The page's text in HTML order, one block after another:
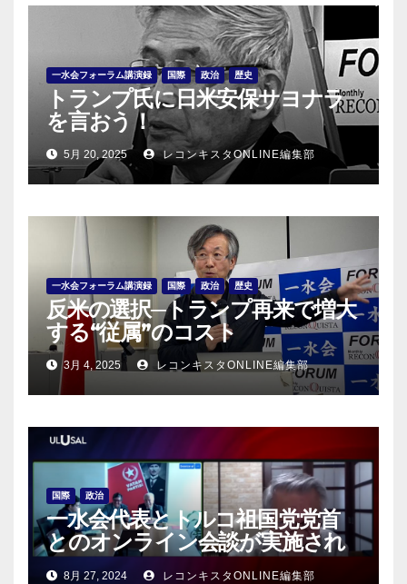
一水会フォーラム講演録 国際 政治 歴史
トランプ氏に日米安保サヨナラ
を言おう！
5月 20, 2025 レコンキスタONLINE編集部
一水会フォーラム講演録 国際 政治 歴史
反米の選択─トランプ再来で増大
する“従属”のコスト
3月 4, 2025 レコンキスタONLINE編集部
国際 政治
一水会代表とトルコ祖国党党首
とのオンライン会談が実施され
る！
8月 27, 2024 レコンキスタONLINE編集部